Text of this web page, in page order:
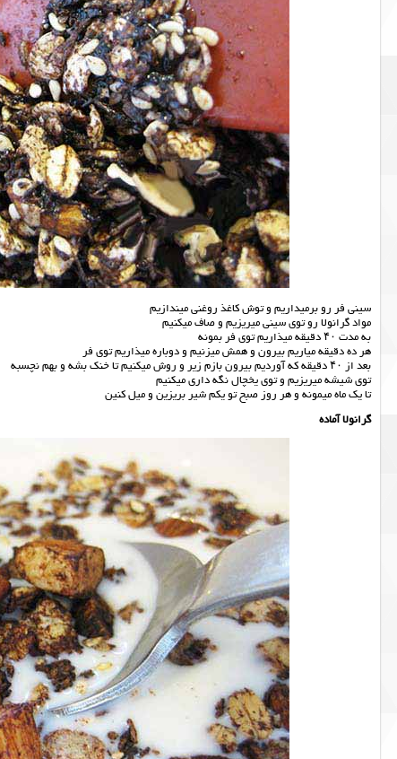
سینی فر رو برمیداریم و توش کاغذ روغنی میندازیم
مواد گرانولا رو توی سینی میریزیم و صاف میکنیم
به مدت ۴۰ دقیقه میذاریم توی فر بمونه
هر ده دقیقه میاریم بیرون و همش میزنیم و دوباره میذاریم توی فر
بعد از ۴۰ دقیقه که آوردیم بیرون بازم زیر و روش میکنیم تا خنک بشه و بهم نچسبه
توی شیشه میریزیم و توی یخچال نگه داری میکنیم
تا یک ماه میمونه و هر روز صبح تو یکم شیر بریزین و میل کنین
گرانولا آماده